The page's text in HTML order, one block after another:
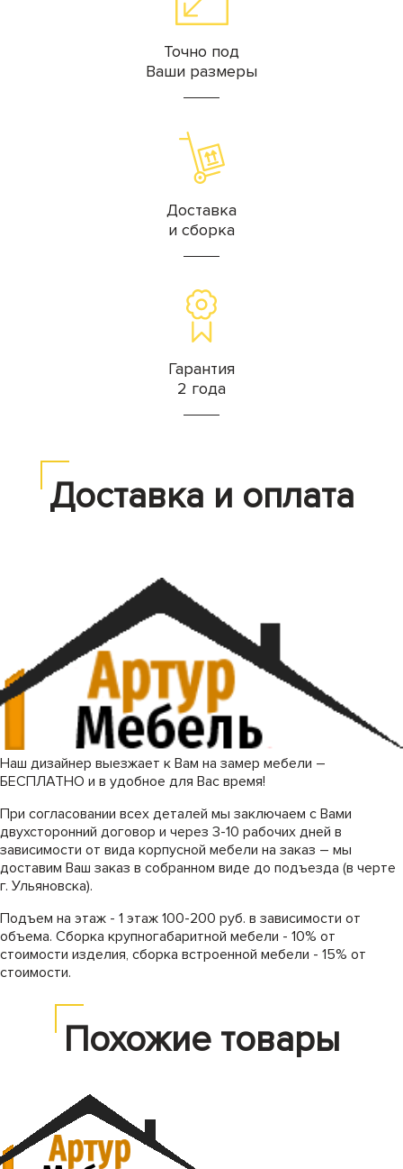
Точно под
Ваши размеры
Доставка
и сборка
Гарантия
2 года
Доставка и оплата
Наш дизайнер выезжает к Вам на замер мебели –
БЕСПЛАТНО и в удобное для Вас время!
При согласовании всех деталей мы заключаем с Вами
двухсторонний договор и через 3-10 рабочих дней в
зависимости от вида корпусной мебели на заказ – мы
доставим Ваш заказ в собранном виде до подъезда (в черте
г. Ульяновска).
Подъем на этаж - 1 этаж 100-200 руб. в зависимости от
объема. Сборка крупногабаритной мебели - 10% от
стоимости изделия, сборка встроенной мебели - 15% от
стоимости.
Похожие товары